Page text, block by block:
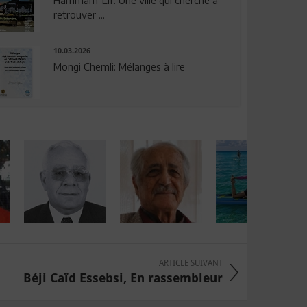
retrouver ...
10.03.2026
Mongi Chemli: Mélanges à lire
ARTICLE SUIVANT
Béji Caïd Essebsi, En rassembleur